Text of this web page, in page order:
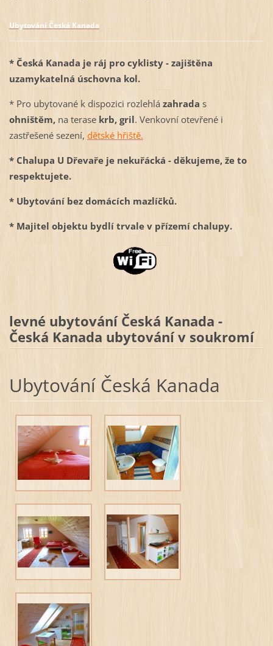
Ubytování Česká Kanada
* Česká Kanada je ráj pro cyklisty - zajištěna
uzamykatelná úschovna kol.
* Pro ubytované k dispozici rozlehlá zahrada s
ohništěm, na terase krb, gril. Venkovní otevřené i
zastřešené sezení, dětské hřiště.
* Chalupa U Dřevaře je nekuřácká - děkujeme, že to
respektujete.
* Ubytování bez domácích mazlíčků.
* Majitel objektu bydlí trvale v přízemí chalupy.
levné ubytování Česká Kanada -
Česká Kanada ubytování v soukromí
Ubytování Česká Kanada